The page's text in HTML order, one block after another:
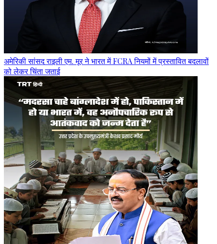
अमेरिकी सांसद राइली एम. मूर ने भारत में FCRA नियमों में प्रस्तावित बदलावों
को लेकर चिंता जताई